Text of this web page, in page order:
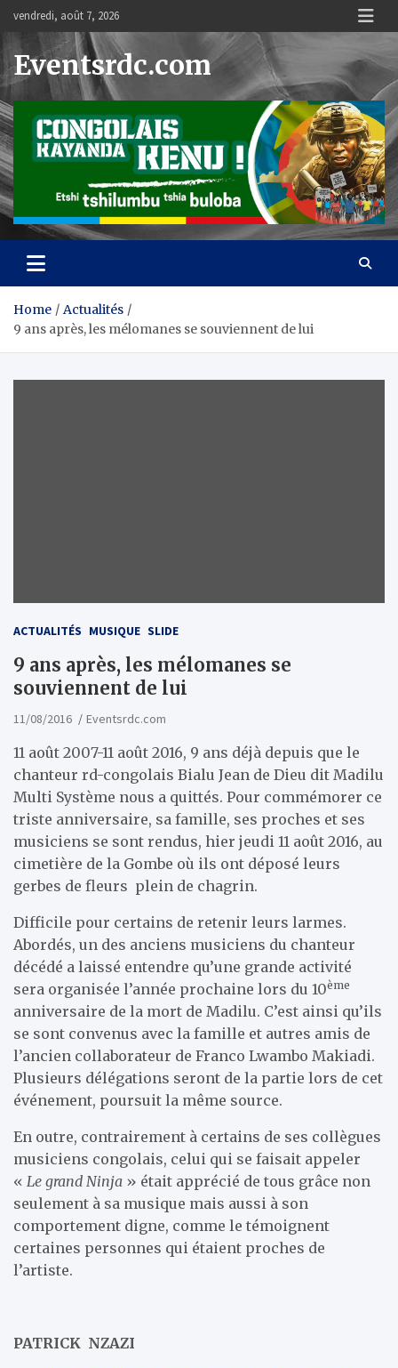
content
vendredi, août 7, 2026
Eventsrdc.com
Home
Actualités
9 ans après, les mélomanes se souviennent de lui
ACTUALITÉS MUSIQUE SLIDE
9 ans après, les mélomanes se
souviennent de lui
11/08/2016 Eventsrdc.com
11 août 2007-11 août 2016, 9 ans déjà depuis que le
chanteur rd-congolais Bialu Jean de Dieu dit Madilu
Multi Système nous a quittés. Pour commémorer ce
triste anniversaire, sa famille, ses proches et ses
musiciens se sont rendus, hier jeudi 11 août 2016, au
cimetière de la Gombe où ils ont déposé leurs
gerbes de fleurs plein de chagrin.
Difficile pour certains de retenir leurs larmes.
Abordés, un des anciens musiciens du chanteur
décédé a laissé entendre qu’une grande activité
sera organisée l’année prochaine lors du 10ème
anniversaire de la mort de Madilu. C’est ainsi qu’ils
se sont convenus avec la famille et autres amis de
l’ancien collaborateur de Franco Lwambo Makiadi.
Plusieurs délégations seront de la partie lors de cet
événement, poursuit la même source.
En outre, contrairement à certains de ses collègues
musiciens congolais, celui qui se faisait appeler
« Le grand Ninja » était apprécié de tous grâce non
seulement à sa musique mais aussi à son
comportement digne, comme le témoignent
certaines personnes qui étaient proches de
l’artiste.
PATRICK NZAZI